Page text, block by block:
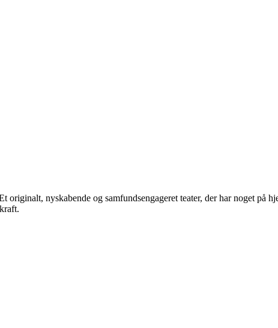
nyskabende og samfundsengageret teater, der har noget på